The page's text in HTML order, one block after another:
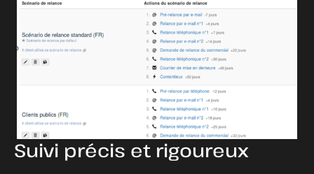
Suivi précis et rigoureux